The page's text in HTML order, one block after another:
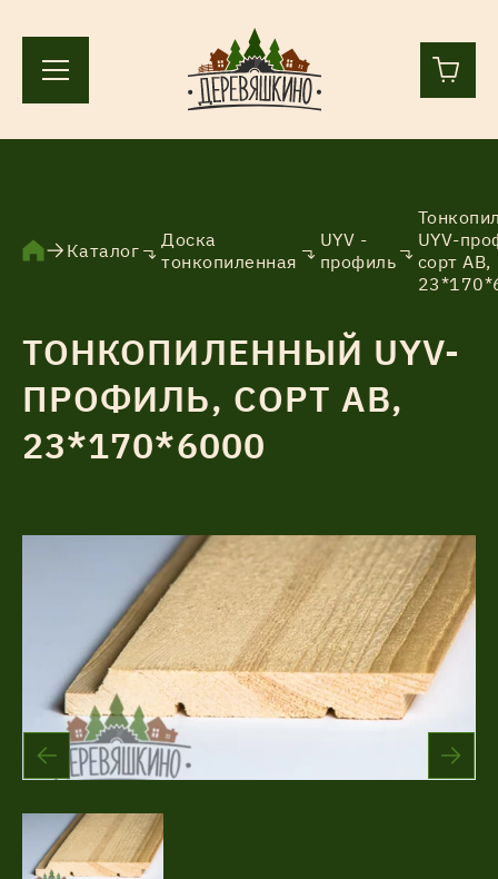
Ленинградская область, Всеволожский р-н, пос.
Каталог
Статьи
О компании
Контакты
Каталог
Доска
тонкопиленная
UYV -
профиль
UYV-
сорт АВ,
ТОНКОПИЛЕННЫЙ UYV-
ПРОФИЛЬ, СОРТ АВ,
23*170*6000
Соглашение об обработке
персональных данных
Соглашение об обработке
персональных данных